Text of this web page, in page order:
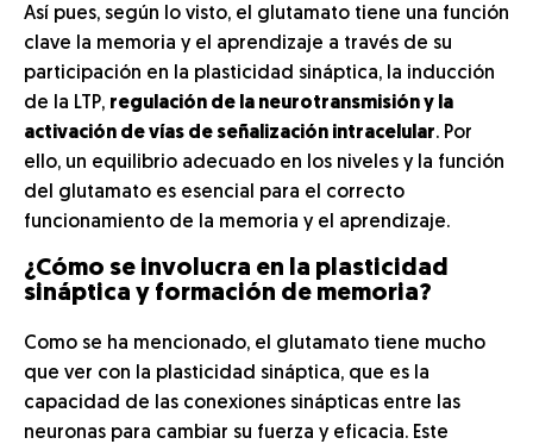
Así pues, según lo visto, el glutamato tiene una función
clave la memoria y el aprendizaje a través de su
participación en la plasticidad sináptica, la inducción
de la LTP, regulación de la neurotransmisión y la
activación de vías de señalización intracelular. Por
ello, un equilibrio adecuado en los niveles y la función
del glutamato es esencial para el correcto
funcionamiento de la memoria y el aprendizaje.
¿Cómo se involucra en la plasticidad
sináptica y formación de memoria?
Como se ha mencionado, el glutamato tiene mucho
que ver con la plasticidad sináptica, que es la
capacidad de las conexiones sinápticas entre las
neuronas para cambiar su fuerza y eficacia. Este